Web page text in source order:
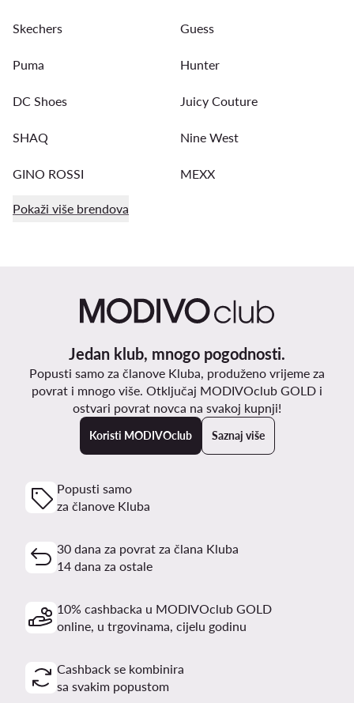
Skechers Guess
Puma Hunter
DC Shoes Juicy Couture
SHAQ Nine West
GINO ROSSI MEXX
Pokaži više brendova
Jedan klub, mnogo pogodnosti.
Popusti samo za članove Kluba, produženo vrijeme za
povrat i mnogo više. Otključaj MODIVOclub GOLD i
ostvari povrat novca na svakoj kupnji!
Koristi MODIVOclub Saznaj više
Popusti samo
za članove Kluba
30 dana za povrat za člana Kluba
14 dana za ostale
10% cashbacka u MODIVOclub GOLD
online, u trgovinama, cijelu godinu
Cashback se kombinira
sa svakim popustom